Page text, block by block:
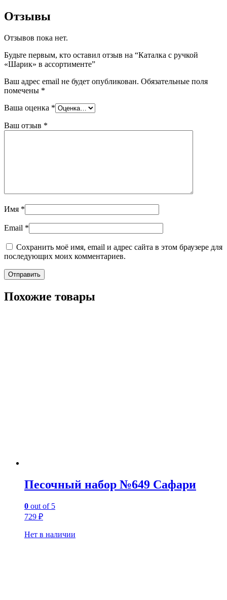
Отзывы
Отзывов пока нет.
Будьте первым, кто оставил отзыв на “Каталка с ручкой
«Шарик» в ассортименте”
Ваш адрес email не будет опубликован. Обязательные поля
помечены *
Ваша оценка *
Ваш отзыв *
Имя *
Email *
Сохранить моё имя, email и адрес сайта в этом браузере для
последующих моих комментариев.
Похожие товары
Песочный набор №649 Сафари
0 out of 5
729 ₽
Нет в наличии